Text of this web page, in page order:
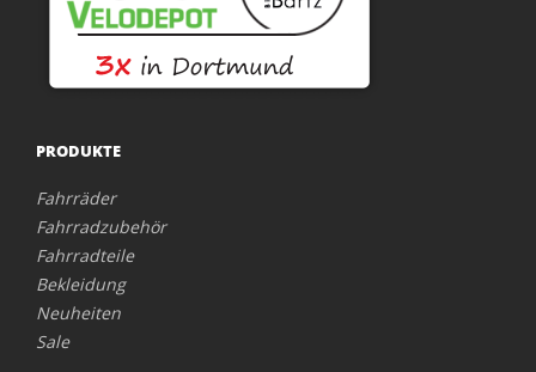
PRODUKTE
Fahrräder
Fahrradzubehör
Fahrradteile
Bekleidung
Neuheiten
Sale